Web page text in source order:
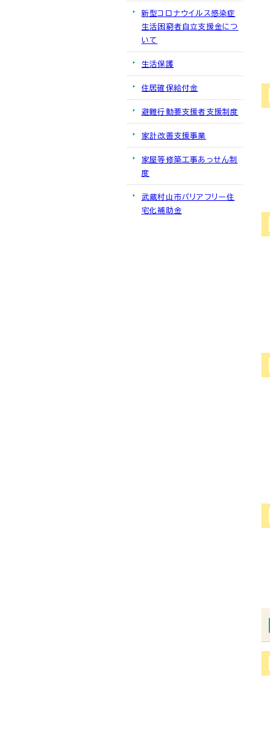
新型コロナウイルス感染症
生活困窮者自立支援金につ
いて
生活保護
住居確保給付金
避難行動要支援者支援制度
家計改善支援事業
家屋等修築工事あっせん制
度
武蔵村山市バリアフリー住
宅化補助金